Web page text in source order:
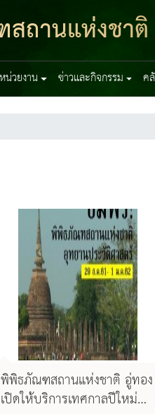
ถานแห่งชา
น่วยงาน ข่าวและกิจกรรม ค
พิพิธภัณฑสถานแห่งชาติ อู่ทอง
เปิดให้บริการเทศกาลปีใหม่